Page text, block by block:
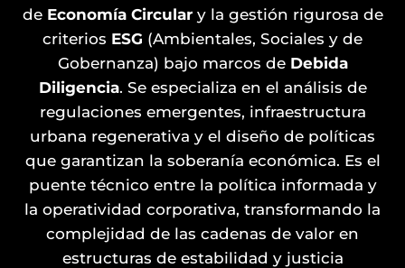
de Economía Circulary la gestión rigurosa de
criterios ESG (Ambientales, Sociales y de
Gobernanza) bajo marcos de Debida
Diligencia. Se especializa en el análisis de
regulaciones emergentes, infraestructura
urbana regenerativa y el diseño de políticas
que garantizan la soberanía económica. Es el
puente técnico entre la política informada y
la operatividad corporativa, transformando la
complejidad de las cadenas de valor en
estructuras de estabilidad y justicia